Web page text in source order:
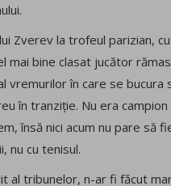
Zverev la trofeul parizian,
bine clasat jucător
vremurilor în care se bucura
în tranziție. Nu era
însă nici acum nu pare să
nu cu tenisul.
al tribunelor, n-ar fi făcut